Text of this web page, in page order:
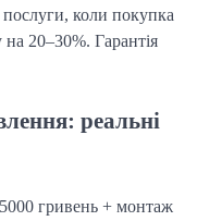
коли покупка
20–30%. Гарантія
реальні
5000 гривень + монтаж